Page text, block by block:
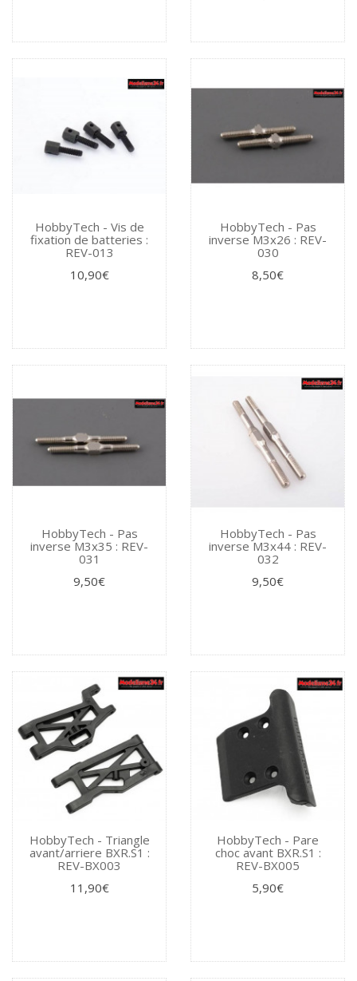
HobbyTech - Vis de
fixation de batteries :
REV-013
10,90€
HobbyTech - Pas
inverse M3x26 : REV-
030
8,50€
HobbyTech - Pas
inverse M3x35 : REV-
031
9,50€
HobbyTech - Pas
inverse M3x44 : REV-
032
9,50€
HobbyTech - Triangle
avant/arriere BXR.S1 :
REV-BX003
11,90€
HobbyTech - Pare
choc avant BXR.S1 :
REV-BX005
5,90€